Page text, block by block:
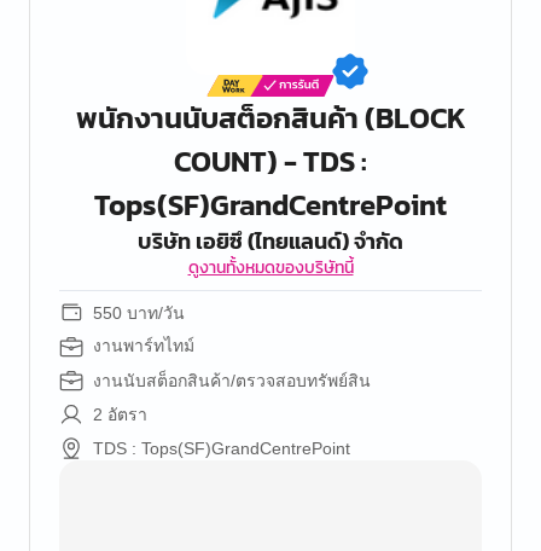
พนักงานนับสต็อกสินค้า (BLOCK
COUNT) - TDS :
Tops(SF)GrandCentrePoint
บริษัท เอยิซึ (ไทยแลนด์) จำกัด
ดูงานทั้งหมดของบริษัทนี้
550 บาท/วัน
งานพาร์ทไทม์
งานนับสต็อกสินค้า/ตรวจสอบทรัพย์สิน
2 อัตรา
TDS : Tops(SF)GrandCentrePoint